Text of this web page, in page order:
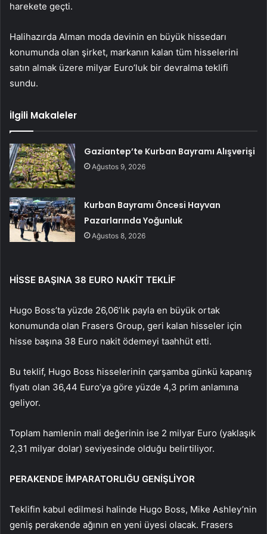
harekete geçti.
Halihazırda Alman moda devinin en büyük hissedarı
konumunda olan şirket, markanın kalan tüm hisselerini
satın almak üzere milyar Euro’luk bir devralma teklifi
sundu.
İlgili Makaleler
Gaziantep’te Kurban Bayramı Alışverişi
Ağustos 9, 2026
Kurban Bayramı Öncesi Hayvan
Pazarlarında Yoğunluk
Ağustos 8, 2026
HİSSE BAŞINA 38 EURO NAKİT TEKLİF
Hugo Boss’ta yüzde 26,06’lık payla en büyük ortak
konumunda olan Frasers Group, geri kalan hisseler için
hisse başına 38 Euro nakit ödemeyi taahhüt etti.
Bu teklif, Hugo Boss hisselerinin çarşamba günkü kapanış
fiyatı olan 36,44 Euro’ya göre yüzde 4,3 prim anlamına
geliyor.
Toplam hamlenin mali değerinin ise 2 milyar Euro (yaklaşık
2,31 milyar dolar) seviyesinde olduğu belirtiliyor.
PERAKENDE İMPARATORLIĞU GENİŞLİYOR
Teklifin kabul edilmesi halinde Hugo Boss, Mike Ashley’nin
geniş perakende ağının en yeni üyesi olacak. Frasers